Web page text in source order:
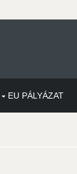
EU PÁLYÁZAT